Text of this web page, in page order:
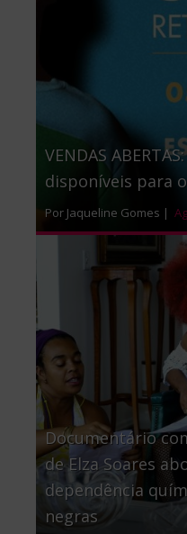
VENDAS
disponíveis para
Por Jaqueline Gomes |
Documentário
de Elza Soares
dependência
negras